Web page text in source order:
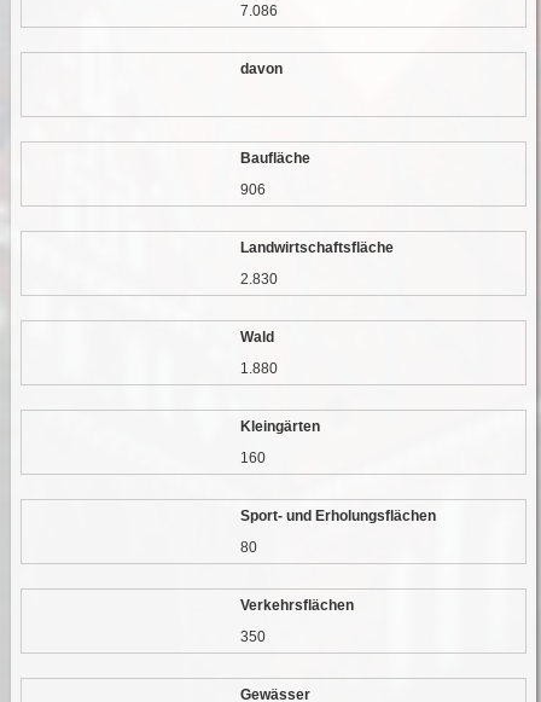
7.086
davon
Baufläche
906
Landwirtschaftsfläche
2.830
Wald
1.880
Kleingärten
160
Sport- und Erholungsflächen
80
Verkehrsflächen
350
Gewässer